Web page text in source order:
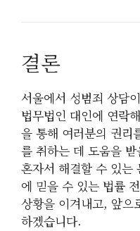
결론
서울에서 성범죄 상담
법무법인 대인에 연락
을 통해 여러분의 권리
를 취하는 데 도움을
혼자서 해결할 수 있는
에 믿을 수 있는 법률
상황을 이겨내고, 앞으
하겠습니다.